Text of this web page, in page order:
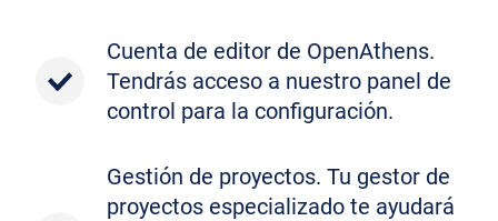
Cuenta de editor de OpenAthens.
Tendrás acceso a nuestro panel de
control para la configuración.
Gestión de proyectos. Tu gestor de
proyectos especializado te ayudará